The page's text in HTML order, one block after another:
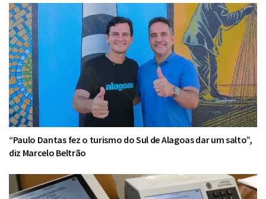
“Paulo Dantas fez o turismo do Sul de Alagoas dar um salto”,
diz Marcelo Beltrão